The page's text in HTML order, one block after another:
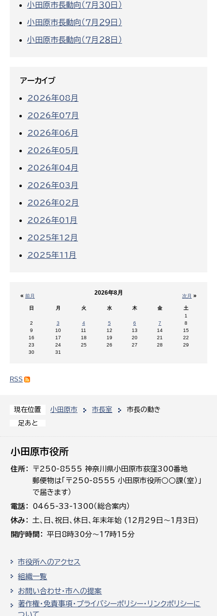
現在位置 小田原市 市長室
市長の動き
足あと
小田原市長動向（７月３０日）
小田原市長動向（７月２９日）
小田原市長動向（７月２８日）
アーカイブ
2026年08月
2026年07月
2026年06月
2026年05月
2026年04月
2026年03月
2026年02月
2026年01月
2025年12月
2025年11月
« 前月 次月 »
2026年8月
日 月 火 水 木 金
土
1
2
3 4 5 6 7
8
9
10 11 12 13 14
15
16
17 18 19 20 21
22
23
24 25 26 27 28
29
30
31
RSS
小田原市役所
住所
〒250-8555 神奈川県小田原市荻窪300番地
郵便物は「〒250-8555 小田原市役所○○課（室）」
で届きます）
電話
0465-33-1300（総合案内）
休み
土､日､祝日、休日、年末年始 (12月29日～1月3日)
開庁時間
平日8時30分～17時15分
市役所へのアクセス
組織一覧
お問い合わせ・市への提案
著作権・免責事項・プライバシーポリシー・リンクポリシーに
ついて